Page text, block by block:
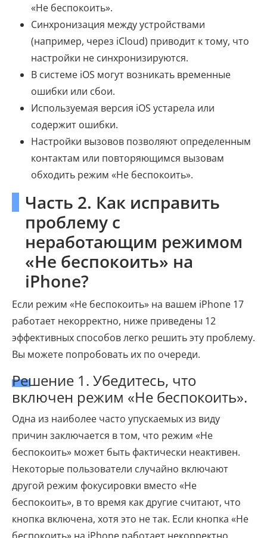
«Не беспокоить».
Синхронизация между устройствами
(например, через iCloud) приводит к тому, что
настройки не синхронизируются.
В системе iOS могут возникать временные
ошибки или сбои.
Используемая версия iOS устарела или
содержит ошибки.
Настройки вызовов позволяют определенным
контактам или повторяющимся вызовам
обходить режим «Не беспокоить».
Часть 2. Как исправить
проблему с
неработающим режимом
«Не беспокоить» на
iPhone?
Если режим «Не беспокоить» на вашем iPhone 17
работает некорректно, ниже приведены 12
эффективных способов легко решить эту проблему.
Вы можете попробовать их по очереди.
Решение 1. Убедитесь, что
включен режим «Не беспокоить».
Одна из наиболее часто упускаемых из виду
причин заключается в том, что режим «Не
беспокоить» может быть фактически неактивен.
Некоторые пользователи случайно включают
другой режим фокусировки вместо «Не
беспокоить», в то время как другие считают, что
кнопка включена, хотя это не так. Если кнопка «Не